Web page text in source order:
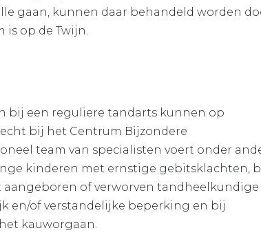
gaan, kunnen daar behandeld worden
op de Twijn.
bij een reguliere tandarts kunnen op
bij het Centrum Bijzondere
team van specialisten voert onder
kinderen met ernstige gebitsklachten,
of verworven tandheelkundige
en/of verstandelijke beperking en bij
kauworgaan.